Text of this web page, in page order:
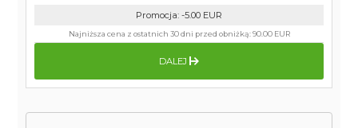
Promocja: -5.00 EUR
Najniższa cena z ostatnich 30 dni przed obniżką:90.00 EUR
DALEJ